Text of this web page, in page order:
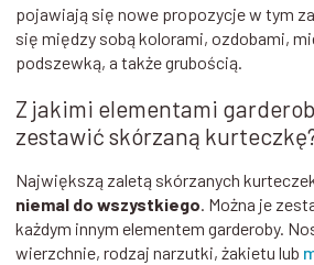
pojawiają się nowe propozycje w tym
się między sobą kolorami, ozdobami,
podszewką, a także grubością.
Z jakimi elementami
zestawić skórzaną
Największą zaletą skórzanych
niemal do wszystkiego. Można je
każdym innym elementem garderoby.
wierzchnie, rodzaj narzutki, żakietu lub